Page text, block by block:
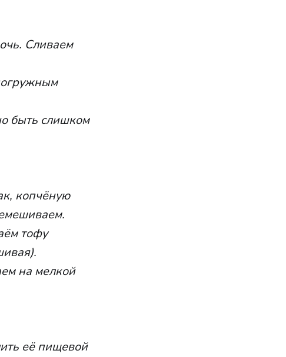
Сливаем
быть слишком
копчёную
тофу
на мелкой
её пищевой